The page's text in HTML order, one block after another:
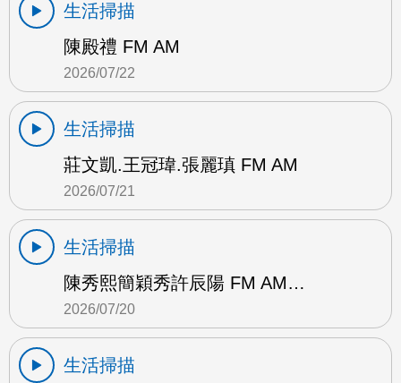
生活掃描
陳殿禮 FM AM
2026/07/22
生活掃描
莊文凱.王冠瑋.張麗瑱 FM AM
2026/07/21
生活掃描
陳秀熙簡穎秀許辰陽 FM AM…
2026/07/20
生活掃描